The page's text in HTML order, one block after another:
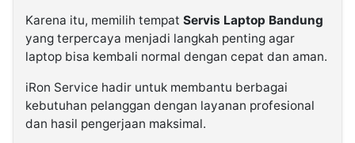
Karena itu, memilih tempat Servis Laptop Bandung
yang terpercaya menjadi langkah penting agar
laptop bisa kembali normal dengan cepat dan aman.
iRon Service hadir untuk membantu berbagai
kebutuhan pelanggan dengan layanan profesional
dan hasil pengerjaan maksimal.